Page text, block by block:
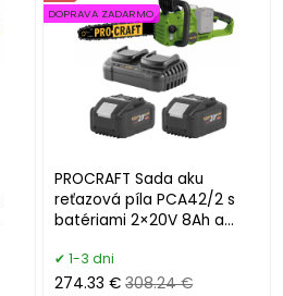
PROCRAFT Sada aku
reťazová píla PCA42/2 s
batériami 2×20V 8Ah a
DOPRAVA ZADARMO
1-3 dni
274.33 € 308.24 €